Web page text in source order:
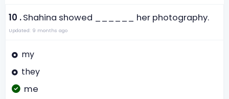
10 .Shahina showed ______ her photography.
Updated: 9 months ago
my
they
me